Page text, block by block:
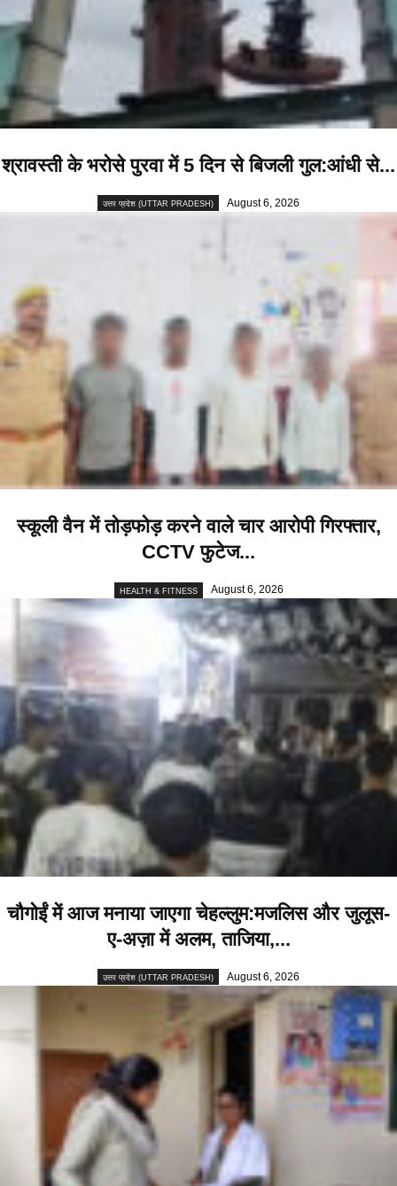
श्रावस्ती के भरोसे पुरवा में 5 दिन से बिजली गुल:आंधी से...
उत्तर प्रदेश (UTTAR PRADESH) August 6, 2026
स्कूली वैन में तोड़फोड़ करने वाले चार आरोपी गिरफ्तार,
CCTV फुटेज...
HEALTH & FITNESS August 6, 2026
चौगोईं में आज मनाया जाएगा चेहल्लुम:मजलिस और जुलूस-
ए-अज़ा में अलम, ताजिया,...
उत्तर प्रदेश (UTTAR PRADESH) August 6, 2026